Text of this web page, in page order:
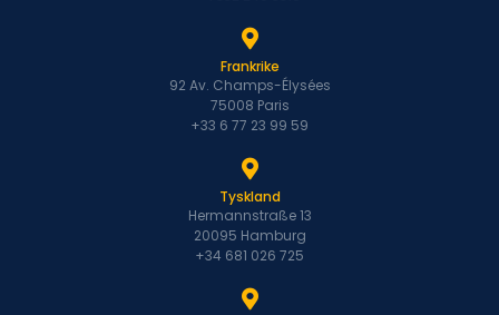
Frankrike
92 Av. Champs-Élysées
75008 Paris
+33 6 77 23 99 59
Tyskland
Hermannstraße 13
20095 Hamburg
+34 681 026 725